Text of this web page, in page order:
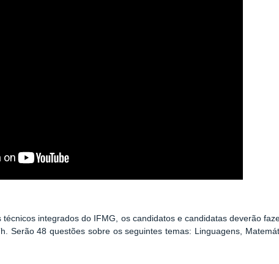
técnicos integrados do IFMG, os candidatos e candidatas deverão
Serão 48 questões sobre os seguintes temas: Linguagens,